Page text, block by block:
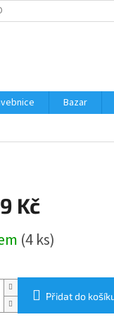
Bazar
Kč
(4 ks)
Přidat do